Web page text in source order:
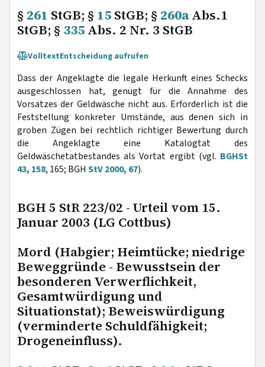
§ 261 StGB; § 15 StGB; § 260aAbs.1
StGB; § 335 Abs. 2 Nr. 3 StGB
VolltextEntscheidung aufrufen
Dass der Angeklagte die legale Herkunft eines Schecks
ausgeschlossen hat, genügt für die Annahme des
Vorsatzes der Geldwäsche nicht aus. Erforderlich ist die
Feststellung konkreter Umstände, aus denen sich in
groben Zügen bei rechtlich richtiger Bewertung durch
die Angeklagte eine Katalogtat des
Geldwäschetatbestandes als Vortat ergibt (vgl. BGHSt
43, 158, 165; BGH StV 2000, 67).
BGH 5 StR 223/02 - Urteil vom 15.
Januar 2003 (LG Cottbus)
Mord (Habgier; Heimtücke; niedrige
Beweggründe - Bewusstsein der
besonderen Verwerflichkeit,
Gesamtwürdigung und
Situationstat); Beweiswürdigung
(verminderte Schuldfähigkeit;
Drogeneinfluss).